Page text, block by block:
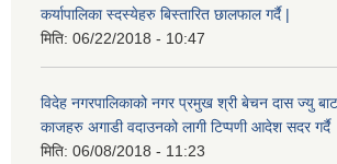
कर्यापालिका स्दस्येहरु बिस्तारित छालफाल गर्दै |
मिति: 06/22/2018 - 10:47
विदेह नगरपालिकाको नगर प्रमुख श्री बेचन दास ज्यु बाट
काजहरु अगाडी वदाउनको लागी टिप्पणी आदेश सदर गर्दै
मिति: 06/08/2018 - 11:23